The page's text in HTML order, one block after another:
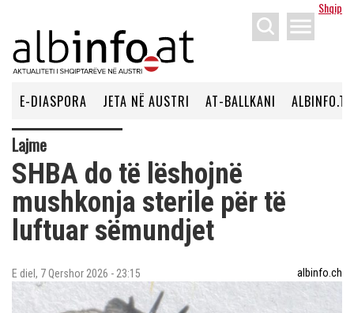
Shqip
menu
E-DIASPORA JETA NË AUSTRI AT-BALLKANI ALBINFO.TV
Lajme
SHBA do të lëshojnë
mushkonja sterile për të
luftuar sëmundjet
E diel, 7 Qershor 2026 - 23:15 albinfo.ch